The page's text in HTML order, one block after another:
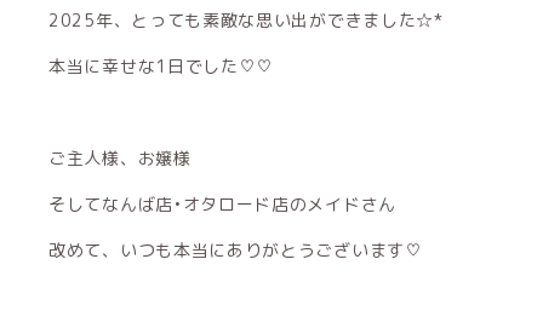
2025年、とっても素敵な思い出ができました☆*
本当に幸せな1日でした♡♡
ご主人様、お嬢様
そしてなんば店•オタロード店のメイドさん
改めて、いつも本当にありがとうございます♡